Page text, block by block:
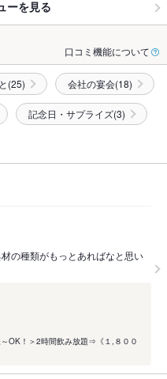
ーを見る
口コミ機能について
(25) 会社の宴会(18)
記念日・サプライズ(3)
の種類がもっとあればなと思い
OK！＞2時間飲み放題⇒《１,８００